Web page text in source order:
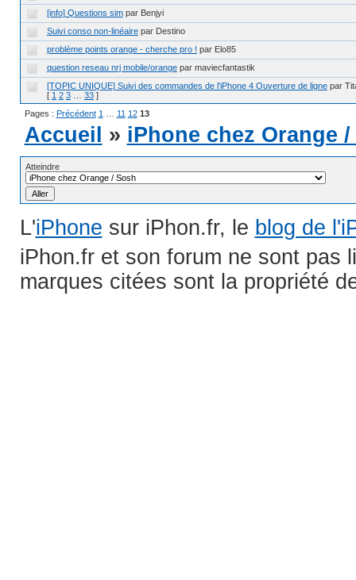
[info] Questions sim par Benjyi
Suivi conso non-linéaire par Destino
problème points orange - cherche pro ! par Elo85
question reseau nrj mobile/orange par maviecfantastik
[TOPIC UNIQUE] Suivi des commandes de l'iPhone 4 Ouverture de ligne par
[ 1 2 3 33]
Pages : Précédent 1 11 12 13
Accueil » iPhone chez Orange
Atteindre
L'iPhone sur iPhon.fr, le blog de
iPhon.fr et son forum ne sont pas
marques citées sont la propriété